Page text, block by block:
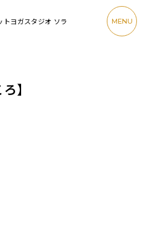
トヨガスタジオ ソラ MENU
】